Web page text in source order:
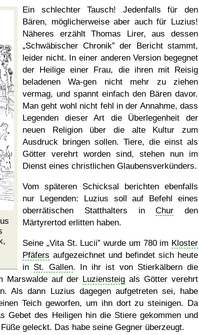
Ein schlechter Tausch! Jedenfalls für den
Bären, möglicherweise aber auch für Luzius!
Näheres erzählt Thomas Lirer, aus dessen
Schwäbischer Chronik
der Bericht stammt,
leider nicht. In einer anderen Version begegnet
der Heilige einer Frau, die ihren mit Reisig
beladenen Wa-gen nicht mehr zu ziehen
vermag, und spannt einfach den Bären davor.
Man geht wohl nicht fehl in der Annahme, dass
Legenden dieser Art die Überlegenheit der
neuen Religion über die alte Kultur zum
Ausdruck bringen sollen. Tiere, die einst als
Götter verehrt worden sind, stehen nun im
Dienst eines christlichen Glaubensverkünders.
Vom späteren Schicksal berichten ebenfalls
nur Legenden: Luzius soll auf Befehl eines
oberrätischen Statthalters inChur den
Märtyrertod erlitten haben.
Seine Vita St. Lucii wurde um 780 im Kloster
Pfäfers aufgezeichnet und befindet sich heute
in St. Gallen. In ihr ist von Stierkälbern die
Marswalde auf der Luziensteig als Götter verehrt
Als dann Luzius dagegen aufgetreten sei, habe
Teich geworfen, um ihn dort zu steinigen. Da
Gebet des Heiligen hin die Stiere gekommen und
geleckt. Das habe seine Gegner überzeugt.